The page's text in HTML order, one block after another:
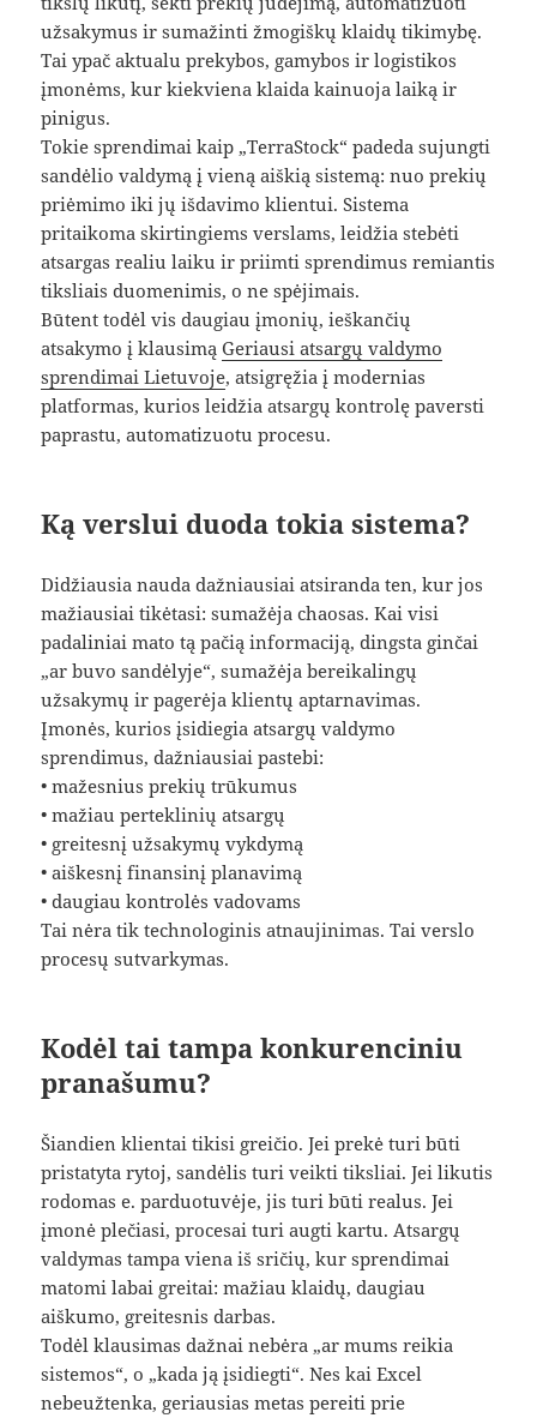
užsakymus ir sumažinti žmogiškų klaidų tikimybę.
Tai ypač aktualu prekybos, gamybos ir logistikos
įmonėms, kur kiekviena klaida kainuoja laiką ir
pinigus.
Tokie sprendimai kaip „TerraStock“ padeda sujungti
sandėlio valdymą į vieną aiškią sistemą: nuo prekių
priėmimo iki jų išdavimo klientui. Sistema
pritaikoma skirtingiems verslams, leidžia stebėti
atsargas realiu laiku ir priimti sprendimus remiantis
tiksliais duomenimis, o ne spėjimais.
Būtent todėl vis daugiau įmonių, ieškančių
atsakymo į klausimąGeriausi atsargų valdymo
sprendimai Lietuvoje, atsigręžia į modernias
platformas, kurios leidžia atsargų kontrolę paversti
paprastu, automatizuotu procesu.
Ką verslui duoda tokia sistema?
Didžiausia nauda dažniausiai atsiranda ten, kur jos
mažiausiai tikėtasi: sumažėja chaosas. Kai visi
padaliniai mato tą pačią informaciją, dingsta ginčai
„ar buvo sandėlyje“, sumažėja bereikalingų
užsakymų ir pagerėja klientų aptarnavimas.
Įmonės, kurios įsidiegia atsargų valdymo
sprendimus, dažniausiai pastebi:
• mažesnius prekių trūkumus
• mažiau perteklinių atsargų
• greitesnį užsakymų vykdymą
• aiškesnį finansinį planavimą
• daugiau kontrolės vadovams
Tai nėra tik technologinis atnaujinimas. Tai verslo
procesų sutvarkymas.
Kodėl tai tampa konkurenciniu
pranašumu?
Šiandien klientai tikisi greičio. Jei prekė turi būti
pristatyta rytoj, sandėlis turi veikti tiksliai. Jei likutis
rodomas e. parduotuvėje, jis turi būti realus. Jei
įmonė plečiasi, procesai turi augti kartu. Atsargų
valdymas tampa viena iš sričių, kur sprendimai
matomi labai greitai: mažiau klaidų, daugiau
aiškumo, greitesnis darbas.
Todėl klausimas dažnai nebėra „ar mums reikia
sistemos“, o „kada ją įsidiegti“. Nes kai Excel
nebeužtenka, geriausias metas pereiti prie